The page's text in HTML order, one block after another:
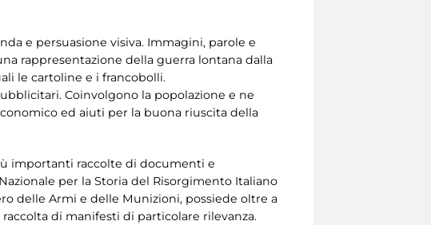
e persuasione visiva. Immagini, parole e
rappresentazione della guerra lontana dalla
le cartoline e i francobolli.
Coinvolgono la popolazione e ne
ed aiuti per la buona riuscita della
importanti raccolte di documenti e
per la Storia del Risorgimento Italiano
delle Armi e delle Munizioni, possiede oltre a
di manifesti di particolare rilevanza.